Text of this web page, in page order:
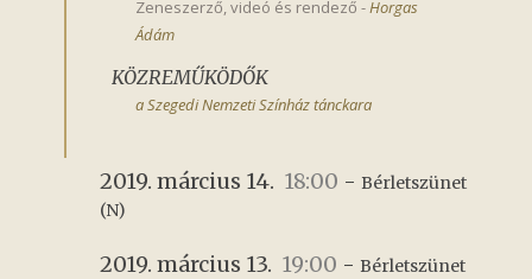
Zeneszerző, videó és rendező -Horgas
Ádám
KÖZREMŰKÖDŐK
a Szegedi Nemzeti Színház tánckara
2019. március 14. 18:00 - Bérletszünet
(N)
2019. március 13. 19:00 - Bérletszünet